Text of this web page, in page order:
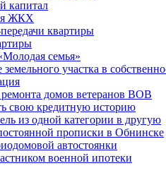
капитал
ЖКХ
квартиры
семья»
участка в
домов ветеранов ВОВ
свою кредитную историю
из одной категории в другую
прописки в Обнинске
автостоянки
военной ипотеки